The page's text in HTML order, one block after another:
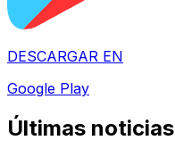
DESCARGAR EN
Google Play
Últimas noticias